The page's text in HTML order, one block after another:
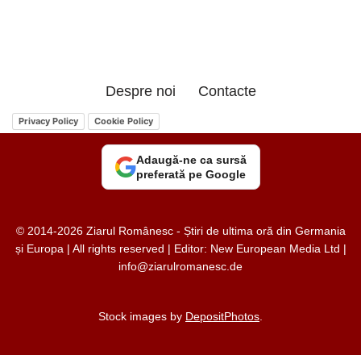
Despre noi Contacte
Privacy Policy Cookie Policy
Adaugă-ne ca sursă
preferată pe Google
© 2014-2026 Ziarul Românesc - Știri de ultima oră din Germania
și Europa | All rights reserved | Editor: New European Media Ltd |
info@ziarulromanesc.de
Stock images by DepositPhotos.